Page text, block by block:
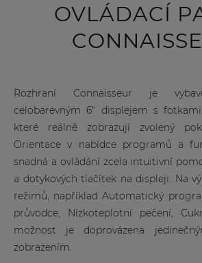
OVLÁDACÍ
Rozhraní Connaisseur je
celobarevným 6″ displejem s
které reálně zobrazují zvolený
Orientace v nabídce programů a
snadná a ovládání zcela intuitivní
a dotykových tlačítek na displeji. Na
režimů, například Automatický
průvodce, Nízkoteplotní pečení,
možnost je doprovázena
zobrazením.